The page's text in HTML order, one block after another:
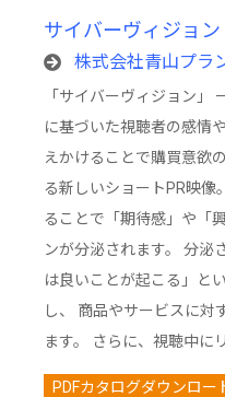
サイバーヴィジョン
株式会社青山プラ
「サイバーヴィジョン」
に基づいた視聴者の感情
えかけることで購買意欲
る新しいショートPR映像
ることで「期待感」や「
ンが分泌されます。 分泌
は良いことが起こる」と
し、 商品やサービスに対
ます。 さらに、視聴中に
PDFカタログダウンロー